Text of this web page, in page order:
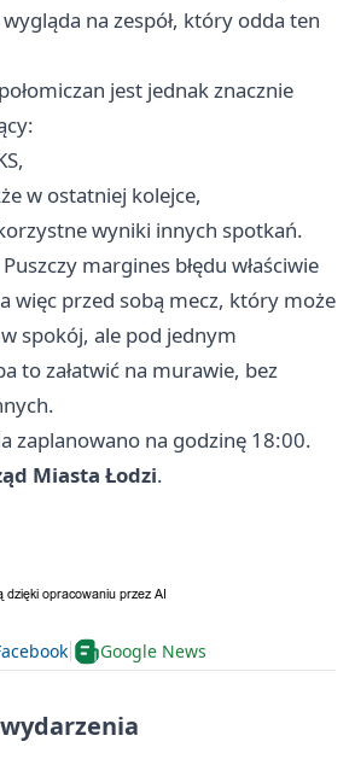
na zespół, który odda ten
jest jednak znacznie
w ostatniej kolejce,
wyniki innych spotkań.
margines błędu właściwie
więc przed sobą mecz, który może
spokój, ale pod jednym
to załatwić na murawie, bez
zaplanowano na godzinę 18:00.
Miasta Łodzi.
Google News